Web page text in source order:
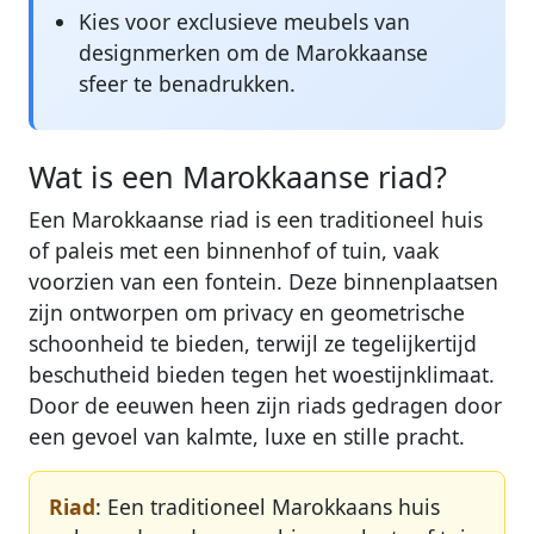
Kies voor exclusieve meubels van
designmerken om de Marokkaanse
sfeer te benadrukken.
Wat is een Marokkaanse riad?
Een Marokkaanse riad is een traditioneel huis
of paleis met een binnenhof of tuin, vaak
voorzien van een fontein. Deze binnenplaatsen
zijn ontworpen om privacy en geometrische
schoonheid te bieden, terwijl ze tegelijkertijd
beschutheid bieden tegen het woestijnklimaat.
Door de eeuwen heen zijn riads gedragen door
een gevoel van kalmte, luxe en stille pracht.
Riad: Een traditioneel Marokkaans huis